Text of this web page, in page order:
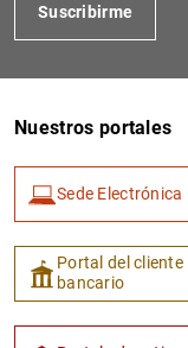
Suscribirme
Nuestros portales
Sede Electrónica
Portal del cliente
bancario